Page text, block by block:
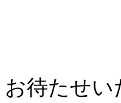
お待たせい